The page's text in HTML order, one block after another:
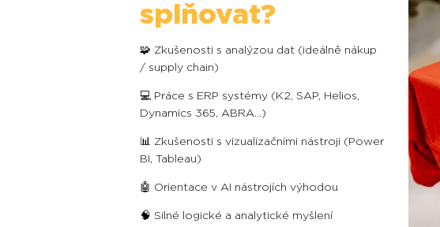
splňovat?
🧩 Zkušenosti s analýzou dat (ideálně nákup
/ supply chain)
💻 Práce s ERP systémy (K2, SAP, Helios,
Dynamics 365, ABRA…)
📊 Zkušenosti s vizualizačními nástroji (Power
BI, Tableau)
🤖 Orientace v AI nástrojích výhodou
🧠 Silné logické a analytické myšlení